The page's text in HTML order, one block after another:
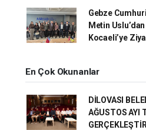
Gebze
Metin Uslu’dan
Kocaeli’ye
En Çok Okunanlar
DİLOVASI
AĞUSTOS AYI